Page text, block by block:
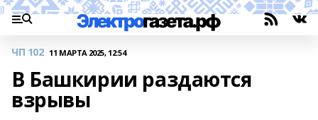
ЧП 102 11 МАРТА 2025, 12:54
В Башкирии раздаются
взрывы